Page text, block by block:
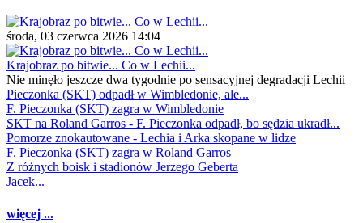
środa, 03 czerwca 2026 14:04
Krajobraz po bitwie... Co w Lechii...
Nie minęło jeszcze dwa tygodnie po sensacyjnej degradacji Lechii
Pieczonka (SKT) odpadł w Wimbledonie, ale...
F. Pieczonka (SKT) zagra w Wimbledonie
SKT na Roland Garros - F. Pieczonka odpadł, bo sędzia ukradł...
Pomorze znokautowane - Lechia i Arka skopane w lidze
F. Pieczonka (SKT) zagra w Roland Garros
Z różnych boisk i stadionów Jerzego Geberta
Jacek...
więcej ...